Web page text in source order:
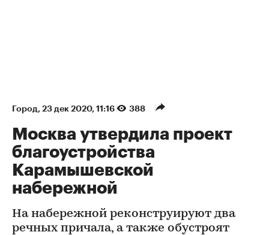
Город⁠, 23 дек 2020, 11:16 388
Москва утвердила проект
благоустройства
Карамышевской
набережной
На набережной реконструируют два
речных причала, а также обустроят